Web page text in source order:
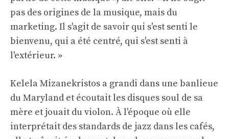
pas des origines de la musique, mais du
marketing. Il s'agit de savoir qui s'est senti le
bienvenu, qui a été centré, qui s'est senti à
l'extérieur. »
Kelela Mizanekristos a grandi dans une banlieue
du Maryland et écoutait les disques soul de sa
mère et jouait du violon. À l'époque où elle
interprétait des standards de jazz dans les cafés,